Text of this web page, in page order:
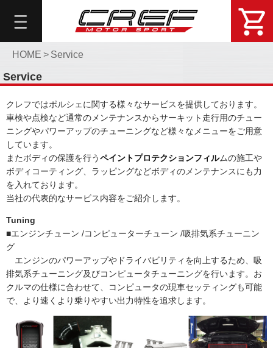
メ
ニ
ー
About
DemoCar
問
い
合
せ・
予
Online
Shop
Blog
menu
Service
products
HOME > Service
Service
クレフではポルシェに関する様々なサービスを提供しております。
車検や点検など通常のメンテナンスからサーキット走行用のチュー
ニングやパワーアップのチューニングなど様々なメニューをご用意
しています。
またボディの保護を行うペイントプロテクションフィルムの施工や
ボディコーティング、ラッピングなどボディのメンテナンスにも力
を入れております。
当社の代表的なサービス内容をご紹介します。
Tuning
■エンジンチューン /コンピューターチューン /吸排気系チューニン
グ
エンジンのパワーアップやドライバビリティを向上するため、吸
排気系チューニング及びコンピュータチューニングを行います。お
クルマの仕様に合わせて、コンピュータの現車セッティングも可能
で、より速くより乗りやすい出力特性を追求します。